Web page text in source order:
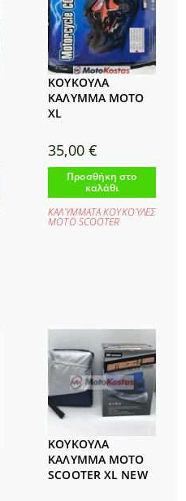
ΚΟΥΚΟΥΛΑ
ΚΑΛΥΜΜΑ MOTO
XL
35,00 €
Προσθήκη στο
καλάθι
ΚΑΛΎΜΜΑΤΑ ΚΟΥΚΟΎΛΕΣ
ΜΟΤΟ SCOOTER
ΚΟΥΚΟΥΛΑ
ΚΑΛΥΜΜΑ MOTO
SCOOTER XL NEW